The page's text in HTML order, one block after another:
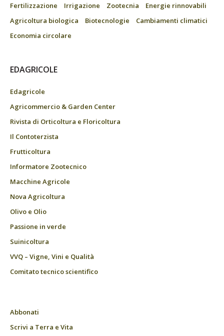
Fertilizzazione
Irrigazione Zootecnia
Energie rinnovabili
Agricoltura biologica
Biotecnologie
Cambiamenti climatici
Economia circolare
EDAGRICOLE
Edagricole
Agricommercio & Garden Center
Rivista di Orticoltura e Floricoltura
Il Contoterzista
Frutticoltura
Informatore Zootecnico
Macchine Agricole
Nova Agricoltura
Olivo e Olio
Passione in verde
Suinicoltura
VVQ – Vigne, Vini e Qualità
Comitato tecnico scientifico
Abbonati
Scrivi a Terra e Vita